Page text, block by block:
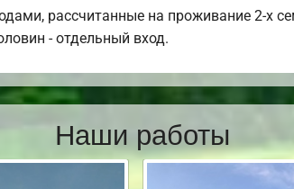
рассчитанные на проживание 2-х
- отдельный вход.
Наши работы